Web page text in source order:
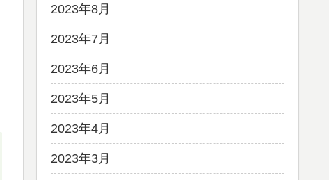
2023年8月
2023年7月
2023年6月
2023年5月
2023年4月
2023年3月